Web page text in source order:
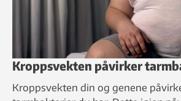
Kroppsvekten påvirker
Kroppsvekten din og genene